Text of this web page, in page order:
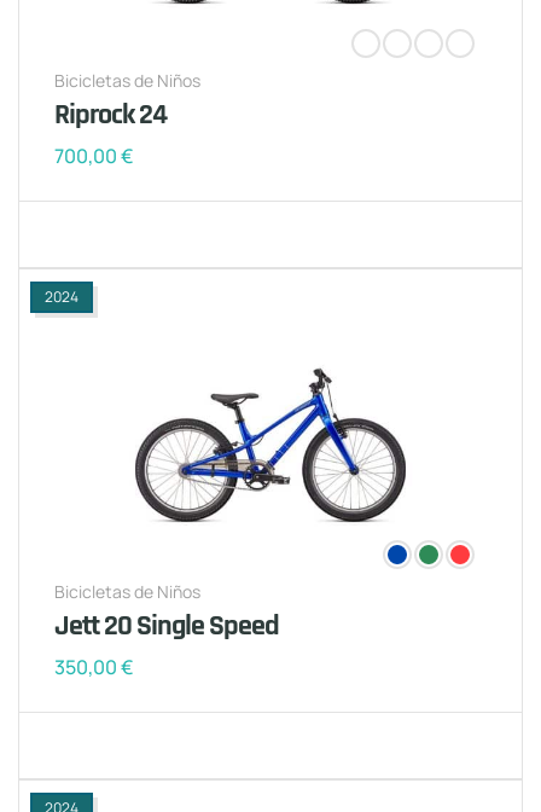
Bicicletas de Niños
Riprock 24
700,00€
2024
Bicicletas de Niños
Jett 20 Single Speed
350,00€
2024